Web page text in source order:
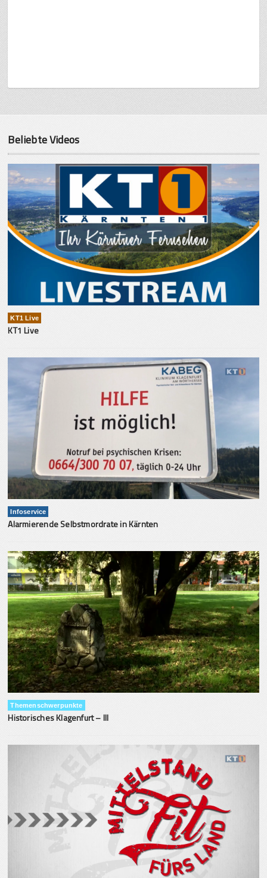
Beliebte Videos
KT1 Live
KT1 Live
Infoservice
Alarmierende Selbstmordrate in Kärnten
Themenschwerpunkte
Historisches Klagenfurt – III